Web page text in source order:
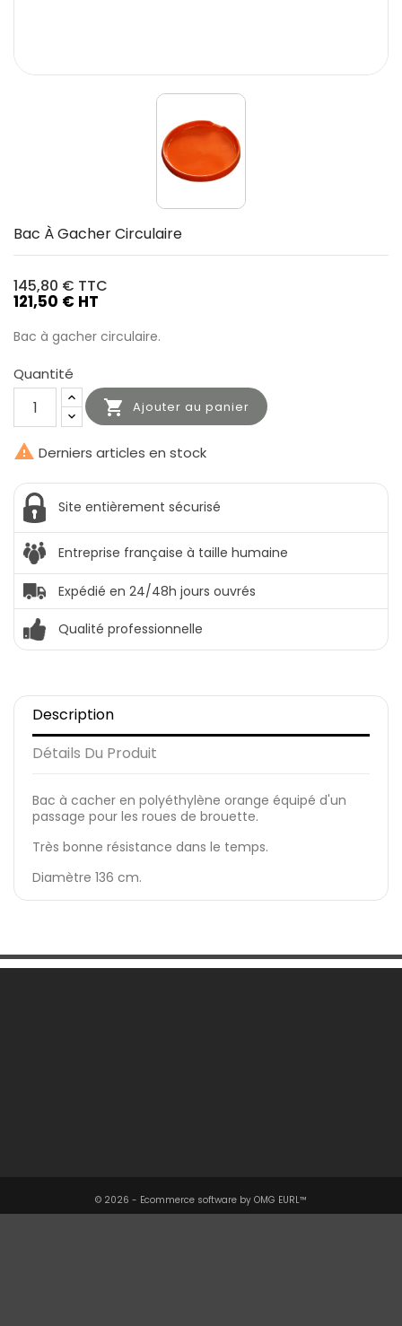
Bac À Gacher Circulaire
145,80 € TTC
121,50 € HT
Bac à gacher circulaire.
Quantité
 Ajouter au panier
 Derniers articles en stock
Site entièrement sécurisé
Entreprise française à taille humaine
Expédié en 24/48h jours ouvrés
Qualité professionnelle
Description
Détails Du Produit
Bac à cacher en polyéthylène orange équipé d'un
passage pour les roues de brouette.
Très bonne résistance dans le temps.
Diamètre 136 cm.
© 2026 - Ecommerce software by OMG EURL™